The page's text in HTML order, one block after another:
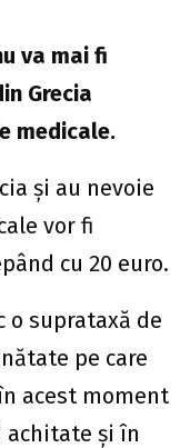
va mai fi
Grecia
medicale.
și au nevoie
vor fi
cu 20 euro.
suprataxă de
pe care
acest moment
achitate și în